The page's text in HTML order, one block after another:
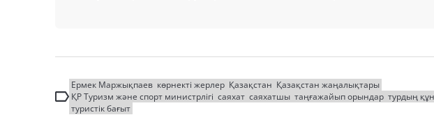
Ермек Маржықпаев көрнекті жерлер Қазақстан Қазақстан жаңалықтары
ҚР Туризм және спорт министрлігі саяхат саяхатшы таңғажайып орындар турдың
туристік бағыт